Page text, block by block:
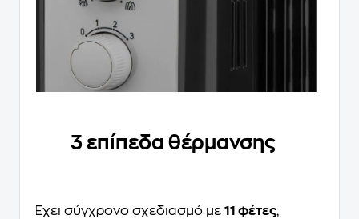
3 επίπεδα θέρμανσης
Έχει σύγχρονο σχεδιασμό με 11 φέτες,